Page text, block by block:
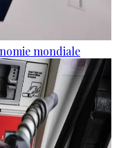
mondiale